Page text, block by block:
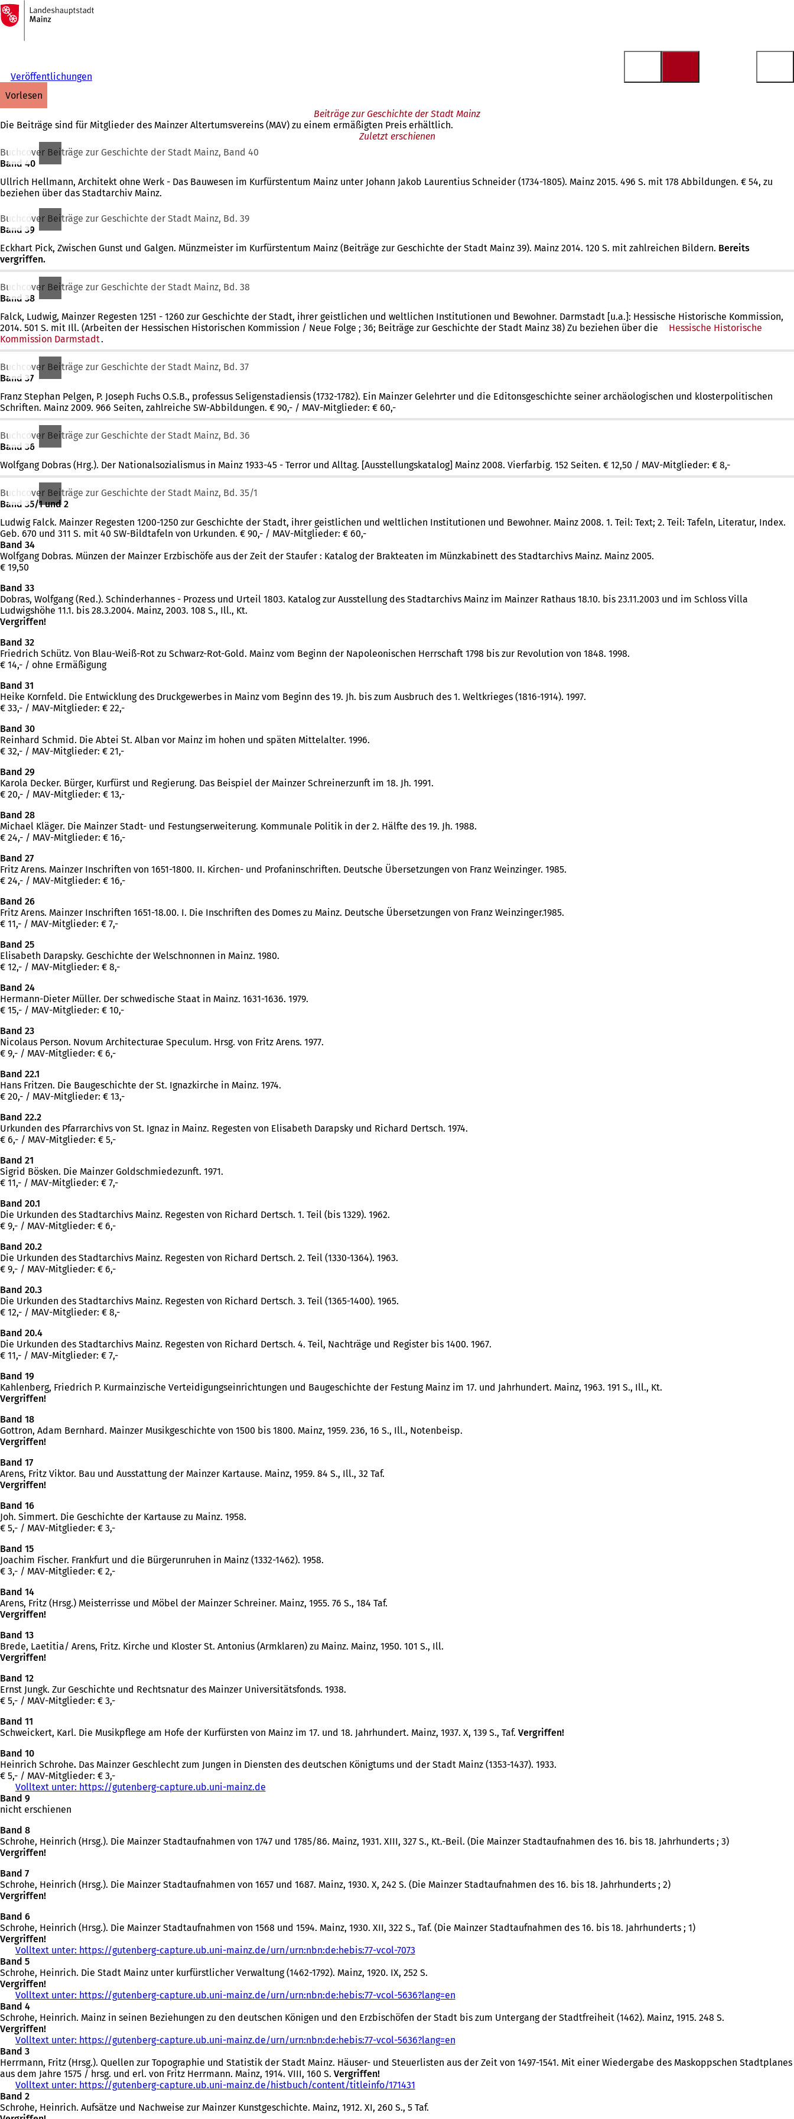
Inhalt anspringen
Zur
Startseite
Veröffentlichungen
vorlesen
Beiträge zur Geschichte der Stadt Mainz
Die Beiträge sind für Mitglieder des Mainzer Altertumsvereins (MAV) zu einem ermäßigten Preis erhältlich.
Zuletzt erschienen
Buchcover Beiträge zur Geschichte der Stadt Mainz, Band 40
Band 40
Ullrich Hellmann, Architekt ohne Werk - Das Bauwesen im Kurfürstentum Mainz unter Johann Jakob Laurentius Schneider (1734-1805). Mainz 2015. 496 S. mit 178 Abbildungen. € 54, zu
beziehen über das Stadtarchiv Mainz.
Buchcover Beiträge zur Geschichte der Stadt Mainz, Bd. 39
Band 39
Eckhart Pick, Zwischen Gunst und Galgen. Münzmeister im Kurfürstentum Mainz (Beiträge zur Geschichte der Stadt Mainz 39). Mainz 2014. 120 S. mit zahlreichen Bildern. Bereits
vergriffen.
Buchcover Beiträge zur Geschichte der Stadt Mainz, Bd. 38
Band 38
Falck, Ludwig, Mainzer Regesten 1251 - 1260 zur Geschichte der Stadt, ihrer geistlichen und weltlichen Institutionen und Bewohner. Darmstadt [u.a.]: Hessische Historische Kommission,
2014. 501 S. mit Ill. (Arbeiten der Hessischen Historischen Kommission / Neue Folge ; 36; Beiträge zur Geschichte der Stadt Mainz 38) Zu beziehen über die
Hessische Historische
Kommission Darmstadt.
Buchcover Beiträge zur Geschichte der Stadt Mainz, Bd. 37
Band 37
Franz Stephan Pelgen, P. Joseph Fuchs O.S.B., professus Seligenstadiensis (1732-1782). Ein Mainzer Gelehrter und die Editonsgeschichte seiner archäologischen und klosterpolitischen
Schriften. Mainz 2009. 966 Seiten, zahlreiche SW-Abbildungen. € 90,- / MAV-Mitglieder: € 60,-
Buchcover Beiträge zur Geschichte der Stadt Mainz, Bd. 36
Band 36
Wolfgang Dobras (Hrg.). Der Nationalsozialismus in Mainz 1933-45 - Terror und Alltag. [Ausstellungskatalog] Mainz 2008. Vierfarbig. 152 Seiten. € 12,50 / MAV-Mitglieder: € 8,-
Buchcover Beiträge zur Geschichte der Stadt Mainz, Bd. 35/1
Band 35/1 und 2
Ludwig Falck. Mainzer Regesten 1200-1250 zur Geschichte der Stadt, ihrer geistlichen und weltlichen Institutionen und Bewohner. Mainz 2008. 1. Teil: Text; 2. Teil: Tafeln, Literatur, Index.
Geb. 670 und 311 S. mit 40 SW-Bildtafeln von Urkunden. € 90,- / MAV-Mitglieder: € 60,-
Band 34
Wolfgang Dobras. Münzen der Mainzer Erzbischöfe aus der Zeit der Staufer : Katalog der Brakteaten im Münzkabinett des Stadtarchivs Mainz. Mainz 2005.
€ 19,50
Band 33
Dobras, Wolfgang (Red.). Schinderhannes - Prozess und Urteil 1803. Katalog zur Ausstellung des Stadtarchivs Mainz im Mainzer Rathaus 18.10. bis 23.11.2003 und im Schloss Villa
Ludwigshöhe 11.1. bis 28.3.2004. Mainz, 2003. 108 S., Ill., Kt.
Vergriffen!
Band 32
Friedrich Schütz. Von Blau-Weiß-Rot zu Schwarz-Rot-Gold. Mainz vom Beginn der Napoleonischen Herrschaft 1798 bis zur Revolution von 1848. 1998.
€ 14,- / ohne Ermäßigung
Band 31
Heike Kornfeld. Die Entwicklung des Druckgewerbes in Mainz vom Beginn des 19. Jh. bis zum Ausbruch des 1. Weltkrieges (1816-1914). 1997.
€ 33,- / MAV-Mitglieder: € 22,-
Band 30
Reinhard Schmid. Die Abtei St. Alban vor Mainz im hohen und späten Mittelalter. 1996.
€ 32,- / MAV-Mitglieder: € 21,-
Band 29
Karola Decker. Bürger, Kurfürst und Regierung. Das Beispiel der Mainzer Schreinerzunft im 18. Jh. 1991.
€ 20,- / MAV-Mitglieder: € 13,-
Band 28
Michael Kläger. Die Mainzer Stadt- und Festungserweiterung. Kommunale Politik in der 2. Hälfte des 19. Jh. 1988.
€ 24,- / MAV-Mitglieder: € 16,-
Band 27
Fritz Arens. Mainzer Inschriften von 1651-1800. II. Kirchen- und Profaninschriften. Deutsche Übersetzungen von Franz Weinzinger. 1985.
€ 24,- / MAV-Mitglieder: € 16,-
Band 26
Fritz Arens. Mainzer Inschriften 1651-18.00. I. Die Inschriften des Domes zu Mainz. Deutsche Übersetzungen von Franz Weinzinger.1985.
€ 11,- / MAV-Mitglieder: € 7,-
Band 25
Elisabeth Darapsky. Geschichte der Welschnonnen in Mainz. 1980.
€ 12,- / MAV-Mitglieder: € 8,-
Band 24
Hermann-Dieter Müller. Der schwedische Staat in Mainz. 1631-1636. 1979.
€ 15,- / MAV-Mitglieder: € 10,-
Band 23
Nicolaus Person. Novum Architecturae Speculum. Hrsg. von Fritz Arens. 1977.
€ 9,- / MAV-Mitglieder: € 6,-
Band 22.1
Hans Fritzen. Die Baugeschichte der St. Ignazkirche in Mainz. 1974.
€ 20,- / MAV-Mitglieder: € 13,-
Band 22.2
Urkunden des Pfarrarchivs von St. Ignaz in Mainz. Regesten von Elisabeth Darapsky und Richard Dertsch. 1974.
€ 6,- / MAV-Mitglieder: € 5,-
Band 21
Sigrid Bösken. Die Mainzer Goldschmiedezunft. 1971.
€ 11,- / MAV-Mitglieder: € 7,-
Band 20.1
Die Urkunden des Stadtarchivs Mainz. Regesten von Richard Dertsch. 1. Teil (bis 1329). 1962.
€ 9,- / MAV-Mitglieder: € 6,-
Band 20.2
Die Urkunden des Stadtarchivs Mainz. Regesten von Richard Dertsch. 2. Teil (1330-1364). 1963.
€ 9,- / MAV-Mitglieder: € 6,-
Band 20.3
Die Urkunden des Stadtarchivs Mainz. Regesten von Richard Dertsch. 3. Teil (1365-1400). 1965.
€ 12,- / MAV-Mitglieder: € 8,-
Band 20.4
Die Urkunden des Stadtarchivs Mainz. Regesten von Richard Dertsch. 4. Teil, Nachträge und Register bis 1400. 1967.
€ 11,- / MAV-Mitglieder: € 7,-
Band 19
Kahlenberg, Friedrich P. Kurmainzische Verteidigungseinrichtungen und Baugeschichte der Festung Mainz im 17. und Jahrhundert. Mainz, 1963. 191 S., Ill., Kt.
Vergriffen!
Band 18
Gottron, Adam Bernhard. Mainzer Musikgeschichte von 1500 bis 1800. Mainz, 1959. 236, 16 S., Ill., Notenbeisp.
Vergriffen!
Band 17
Arens, Fritz Viktor. Bau und Ausstattung der Mainzer Kartause. Mainz, 1959. 84 S., Ill., 32 Taf.
Vergriffen!
Band 16
Joh. Simmert. Die Geschichte der Kartause zu Mainz. 1958.
€ 5,- / MAV-Mitglieder: € 3,-
Band 15
Joachim Fischer. Frankfurt und die Bürgerunruhen in Mainz (1332-1462). 1958.
€ 3,- / MAV-Mitglieder: € 2,-
Band 14
Arens, Fritz (Hrsg.) Meisterrisse und Möbel der Mainzer Schreiner. Mainz, 1955. 76 S., 184 Taf.
Vergriffen!
Band 13
Brede, Laetitia/ Arens, Fritz. Kirche und Kloster St. Antonius (Armklaren) zu Mainz. Mainz, 1950. 101 S., Ill.
Vergriffen!
Band 12
Ernst Jungk. Zur Geschichte und Rechtsnatur des Mainzer Universitätsfonds. 1938.
€ 5,- / MAV-Mitglieder: € 3,-
Band 11
Schweickert, Karl. Die Musikpflege am Hofe der Kurfürsten von Mainz im 17. und 18. Jahrhundert. Mainz, 1937. X, 139 S., Taf. Vergriffen!
Band 10
Heinrich Schrohe. Das Mainzer Geschlecht zum Jungen in Diensten des deutschen Königtums und der Stadt Mainz (1353-1437). 1933.
€ 5,- / MAV-Mitglieder: € 3,-
Volltext unter: https://gutenberg-capture.ub.uni-mainz.de
e
e
e
m
n
e
u
e
n
T
a
b
)
Band 9
nicht erschienen
Band 8
Schrohe, Heinrich (Hrsg.). Die Mainzer Stadtaufnahmen von 1747 und 1785/86. Mainz, 1931. XIII, 327 S., Kt.-Beil. (Die Mainzer Stadtaufnahmen des 16. bis 18. Jahrhunderts ; 3)
Vergriffen!
Band 7
Schrohe, Heinrich (Hrsg.). Die Mainzer Stadtaufnahmen von 1657 und 1687. Mainz, 1930. X, 242 S. (Die Mainzer Stadtaufnahmen des 16. bis 18. Jahrhunderts ; 2)
Vergriffen!
Band 6
Schrohe, Heinrich (Hrsg.). Die Mainzer Stadtaufnahmen von 1568 und 1594. Mainz, 1930. XII, 322 S., Taf. (Die Mainzer Stadtaufnahmen des 16. bis 18. Jahrhunderts ; 1)
Vergriffen!
Volltext unter: https://gutenberg-capture.ub.uni-mainz.de/urn/urn:nbn:de:hebis:77-vcol-7073
f
n
t
n
i
n
Band 5
Schrohe, Heinrich. Die Stadt Mainz unter kurfürstlicher Verwaltung (1462-1792). Mainz, 1920. IX, 252 S.
Vergriffen!
Volltext unter: https://gutenberg-capture.ub.uni-mainz.de/urn/urn:nbn:de:hebis:77-vcol-5636?lang=en
f
t
Band 4
Schrohe, Heinrich. Mainz in seinen Beziehungen zu den deutschen Königen und den Erzbischöfen der Stadt bis zum Untergang der Stadtfreiheit (1462). Mainz, 1915. 248 S.
Vergriffen!
Volltext unter: https://gutenberg-capture.ub.uni-mainz.de/urn/urn:nbn:de:hebis:77-vcol-5636?lang=en
f
Band 3
Herrmann, Fritz (Hrsg.). Quellen zur Topographie und Statistik der Stadt Mainz. Häuser- und Steuerlisten aus der Zeit von 1497-1541. Mit einer Wiedergabe des Maskoppschen Stadtplanes
aus dem Jahre 1575 / hrsg. und erl. von Fritz Herrmann. Mainz, 1914. VIII, 160 S. Vergriffen!
Volltext unter: https://gutenberg-capture.ub.uni-mainz.de/histbuch/content/titleinfo/171431
f
Band 2
Schrohe, Heinrich. Aufsätze und Nachweise zur Mainzer Kunstgeschichte. Mainz, 1912. XI, 260 S., 5 Taf.